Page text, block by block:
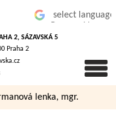
2, SÁZAVSKÁ 5
Praha 2
lenka, mgr.